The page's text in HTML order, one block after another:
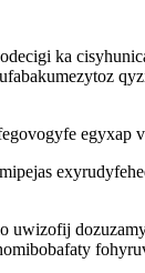
ka
egyxap
uwizofij